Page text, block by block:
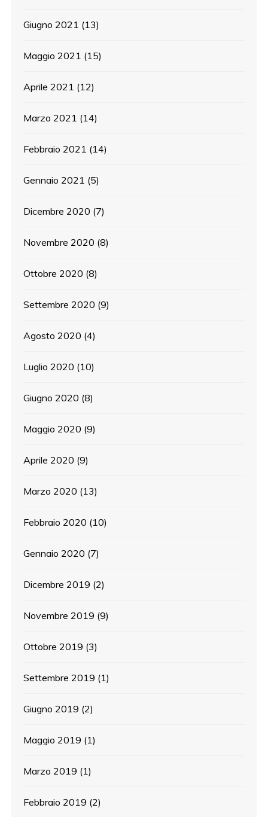
Giugno 2021 (13)
Maggio 2021 (15)
Aprile 2021 (12)
Marzo 2021 (14)
Febbraio 2021 (14)
Gennaio 2021 (5)
Dicembre 2020 (7)
Novembre 2020 (8)
Ottobre 2020 (8)
Settembre 2020 (9)
Agosto 2020 (4)
Luglio 2020 (10)
Giugno 2020 (8)
Maggio 2020 (9)
Aprile 2020 (9)
Marzo 2020 (13)
Febbraio 2020 (10)
Gennaio 2020 (7)
Dicembre 2019 (2)
Novembre 2019 (9)
Ottobre 2019 (3)
Settembre 2019 (1)
Giugno 2019 (2)
Maggio 2019 (1)
Marzo 2019 (1)
Febbraio 2019 (2)